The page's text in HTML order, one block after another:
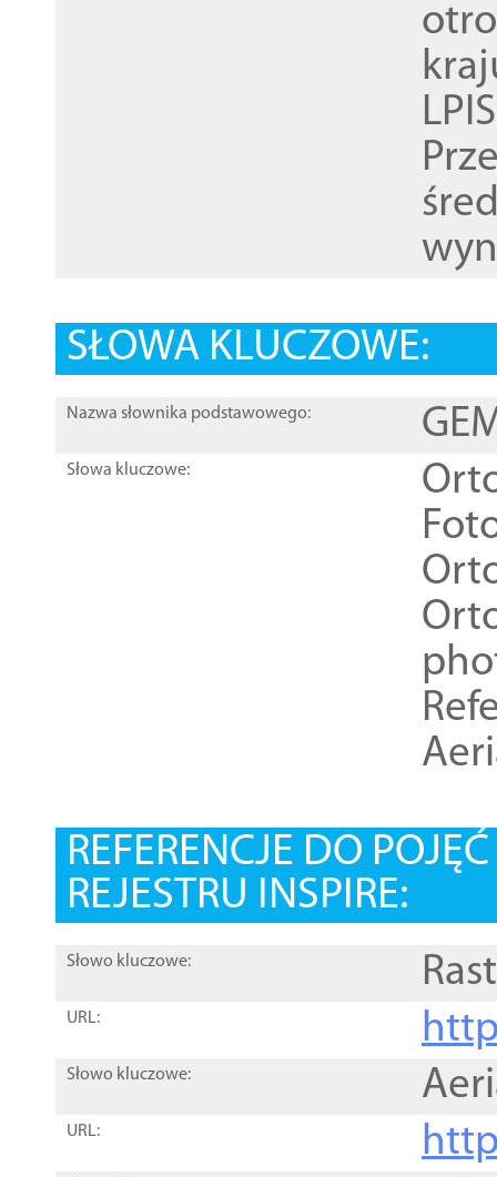
SŁOWA KLUCZOWE:
Nazwa słownika podstawowego:
Słowa kluczowe:
REFERENCJE DO
REJESTRU INSPIRE:
Słowo kluczowe:
URL:
Słowo kluczowe:
URL: